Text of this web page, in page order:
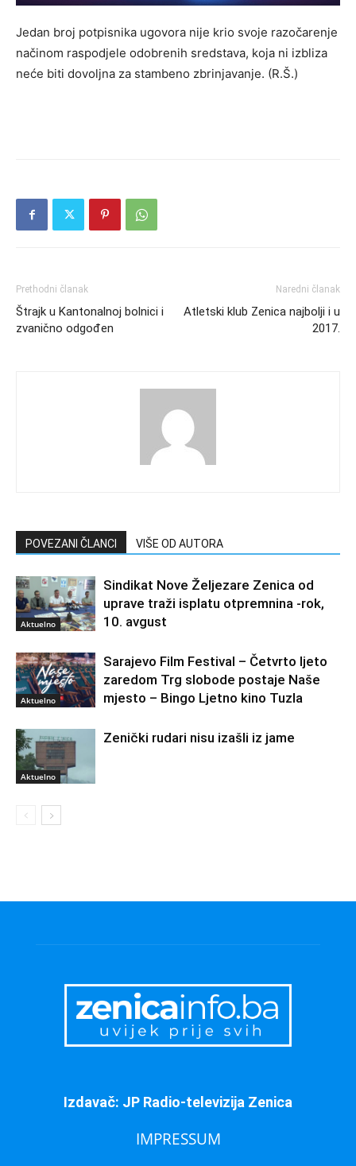
Jedan broj potpisnika ugovora nije krio svoje razočarenje
načinom raspodjele odobrenih sredstava, koja ni izbliza
neće biti dovoljna za stambeno zbrinjavanje. (R.Š.)
Prethodni članak
Štrajk u Kantonalnoj bolnici i
zvanično odgođen
Naredni članak
Atletski klub Zenica najbolji i u
2017.
POVEZANI ČLANCI VIŠE OD AUTORA
Aktuelno
Sindikat Nove Željezare Zenica od
uprave traži isplatu otpremnina -rok,
10. avgust
Aktuelno
Sarajevo Film Festival – Četvrto ljeto
zaredom Trg slobode postaje Naše
mjesto – Bingo Ljetno kino Tuzla
Aktuelno
Zenički rudari nisu izašli iz jame
Izdavač: JP Radio-televizija Zenica
IMPRESSUM